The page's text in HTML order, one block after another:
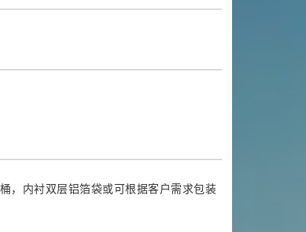
，内衬双层铝箔袋或可根据客户需求包装